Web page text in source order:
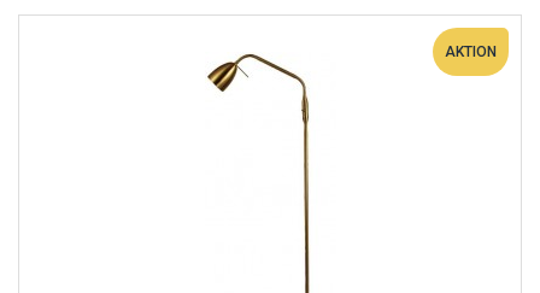
AKTION